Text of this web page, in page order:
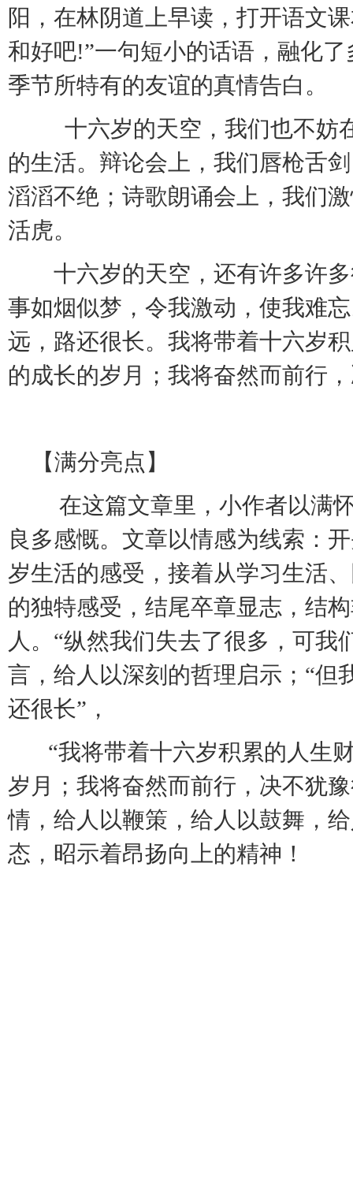
阳，在林阴道上早读，打开语文
和好吧!”一句短小的话语，融化
季节所特有的友谊的真情告白。
十六岁的天空，我们也不妨
的生活。辩论会上，我们唇枪舌
滔滔不绝；诗歌朗诵会上，我们
活虎。
十六岁的天空，还有许多许
事如烟似梦，令我激动，使我难
远，路还很长。我将带着十六岁
的成长的岁月；我将奋然而前行
【满分亮点】
在这篇文章里，小作者以满
良多感慨。文章以情感为线索：
岁生活的感受，接着从学习生活
的独特感受，结尾卒章显志，结
人。“纵然我们失去了很多，可
言，给人以深刻的哲理启示；“
还很长”，
“我将带着十六岁积累的人生
岁月；我将奋然而前行，决不犹
情，给人以鞭策，给人以鼓舞，
态，昭示着昂扬向上的精神！